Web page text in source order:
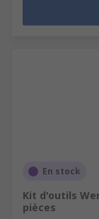
En stock
Kit d'outils
pièces